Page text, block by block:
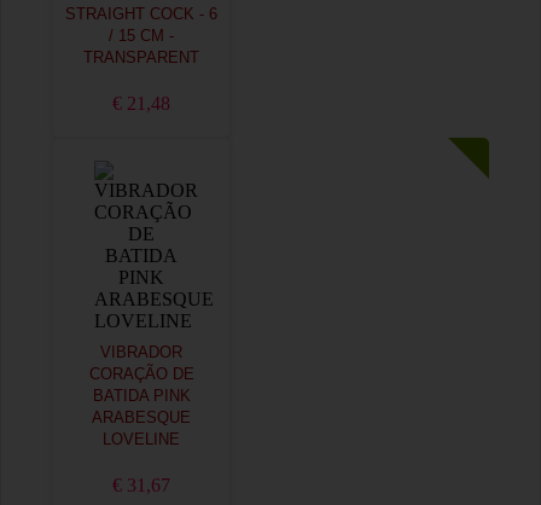
STRAIGHT COCK - 6
/ 15 CM -
TRANSPARENT
€ 21,48
VIBRADOR
CORAÇÃO DE
BATIDA PINK
ARABESQUE
LOVELINE
€ 31,67